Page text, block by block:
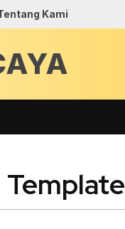
Kami